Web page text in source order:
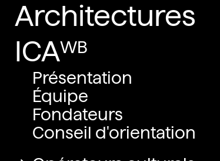
Architectures
ICA
Présentation
Équipe
Fondateurs
Conseil d'orientation